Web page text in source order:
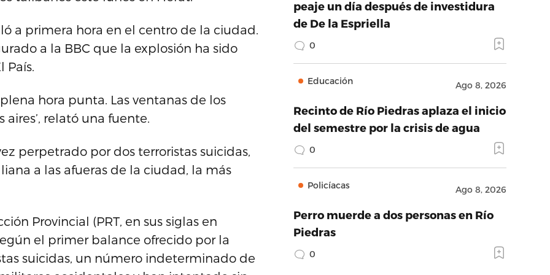
a primera hora en el centro de la ciudad.
a la BBC que la explosión ha sido
País.
hora punta. Las ventanas de los
relató una fuente.
perpetrado por dos terroristas suicidas,
a las afueras de la ciudad, la más
Provincial (PRT, en sus siglas en
el primer balance ofrecido por la
suicidas, un número indeterminado de
peaje un día después de investidura
de De la Espriella
0
Educación Ago 8, 2026
Recinto de Río Piedras aplaza el inicio
del semestre por la crisis de agua
0
Policíacas Ago 8, 2026
Perro muerde a dos personas en Río
Piedras
0